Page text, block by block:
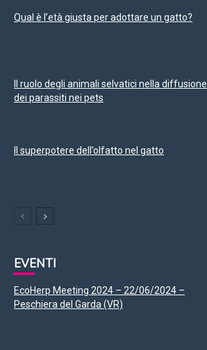
Qual è l’età giusta per adottare un gatto?
Il ruolo degli animali selvatici nella diffusione
dei parassiti nei pets
Il superpotere dell’olfatto nel gatto
EVENTI
EcoHerp Meeting 2024 – 22/06/2024 –
Peschiera del Garda (VR)